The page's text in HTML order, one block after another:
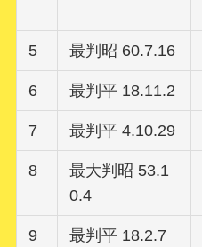
5 最判昭 60.7.16
6 最判平 18.11.2
7 最判平 4.10.29
8
最大判昭 53.1
0.4
9 最判平 18.2.7